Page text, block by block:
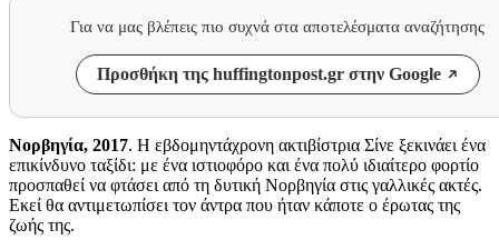
Για να μας βλέπεις πιο συχνά στα αποτελέσματα αναζήτησης
Προσθήκη της huffingtonpost.gr στην Google
Νορβηγία, 2017. Η εβδομηντάχρονη ακτιβίστρια Σίνε ξεκινάει ένα
επικίνδυνο ταξίδι: με ένα ιστιοφόρο και ένα πολύ ιδιαίτερο φορτίο
προσπαθεί να φτάσει από τη δυτική Νορβηγία στις γαλλικές ακτές.
Εκεί θα αντιμετωπίσει τον άντρα που ήταν κάποτε ο έρωτας της
ζωής της.